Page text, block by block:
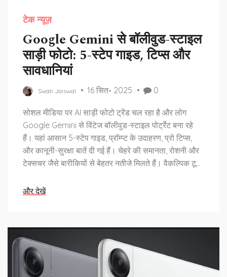
टेक न्यूज़
Google Gemini से बॉलीवुड-स्टाइल
साड़ी फोटो: 5-स्टेप गाइड, टिप्स और
सावधानियां
Swati Jaiswal 16 सित॰ 2025 0
सोशल मीडिया पर AI साड़ी फोटो ट्रेंड चल रहा है और लोग
Google Gemini से विंटेज बॉलीवुड-स्टाइल पोर्ट्रेट बना रहे
हैं। यहां आसान 5-स्टेप गाइड, प्रॉम्प्ट के उदाहरण, प्रो टिप्स,
और कानूनी-सुरक्षा बातें दी गई हैं। चेहरे की समानता, रोशनी और
टेक्सचर जैसे बारीकियों से बेहतर नतीजे मिलते हैं। वैकल्पिक टूल
और देखें